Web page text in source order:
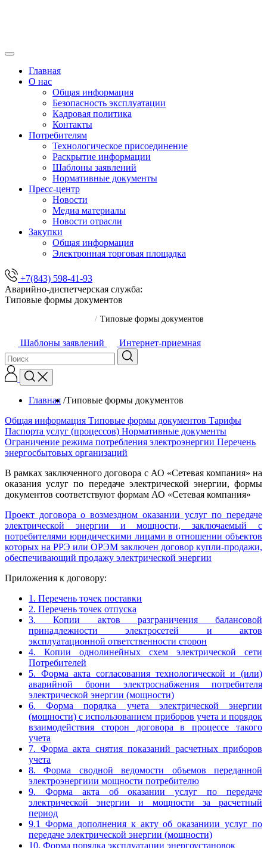
Главная
О нас
Общая информация
Безопасность эксплуатации
Кадровая политика
Контакты
Потребителям
Технологическое присоединение
Раскрытие информации
Шаблоны заявлений
Нормативные документы
Пресс-центр
Новости
Медиа материалы
Новости отрасли
Закупки
Общая информация
Электронная торговая площадка
+7(843) 598-41-93
Аварийно-диспетчерская служба:
Типовые формы документов
/ Типовые формы документов
Шаблоны заявлений Интернет-приемная
Главная /Типовые формы документов
Общая информация Типовые формы документов Тарифы
Паспорта услуг (процессов) Нормативные документы
Ограничение режима потребления электроэнергии Перечень
энергосбытовых организаций
В рамках заключенного договора с АО «Сетевая компания» на
оказания услуг по передаче электрической энергии, формы
документов соответствуют формам АО «Сетевая компания»
Проект договора о возмездном оказании услуг по передаче
электрической энергии и мощности, заключаемый с
потребителями юридическими лицами в отношении объектов
которых на РРЭ или ОРЭМ заключен договор купли-продажи,
обеспечивающий продажу электрической энергии
Приложения к договору:
1. Перечень точек поставки
2. Перечень точек отпуска
3. Копии актов разграничения балансовой
принадлежности электросетей и актов
эксплуатационной ответственности сторон
4. Копии однолинейных схем электрической сети
Потребителей
5. Форма акта согласования технологической и (или)
аварийной брони электроснабжения потребителя
электрической энергии (мощности)
6. Форма порядка учета электрической энергии
(мощности) с использованием приборов учета и порядок
взаимодействия сторон договора в процессе такого
учета
7. Форма акта снятия показаний расчетных приборов
учета
8. Форма сводной ведомости объемов переданной
электроэнергиии мощности потребителю
9. Форма акта об оказании услуг по передаче
электрической энергии и мощности за расчетный
период
9.1 Форма дополнения к акту об оказаниии услуг по
передаче электрической энергии (мощности)
10. Форма порядка эксплуатации энергоустановок